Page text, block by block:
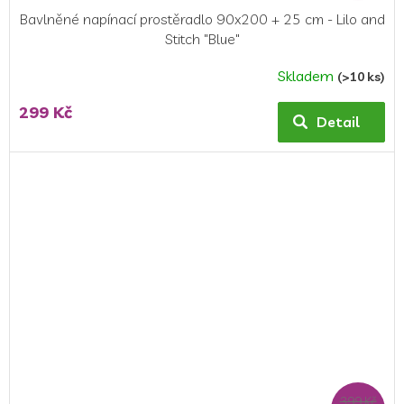
Bavlněné napínací prostěradlo 90x200 + 25 cm - Lilo and
Stitch "Blue"
Skladem (>10 ks)
299 Kč Detail